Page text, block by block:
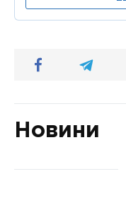
Новини